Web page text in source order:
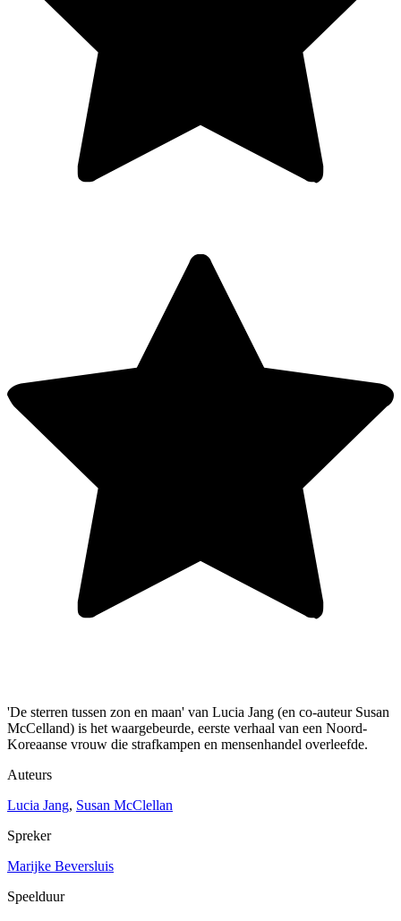
'De sterren tussen zon en maan' van Lucia Jang (en co-auteur Susan
McCelland) is het waargebeurde, eerste verhaal van een Noord-
Koreaanse vrouw die strafkampen en mensenhandel overleefde.
Auteurs
Lucia Jang, Susan McClellan
Spreker
Marijke Beversluis
Speelduur